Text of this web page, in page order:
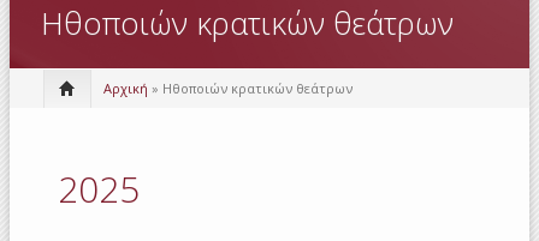
Ηθοποιών κρατικών θεάτρων
Αρχική » Ηθοποιών κρατικών θεάτρων
2025